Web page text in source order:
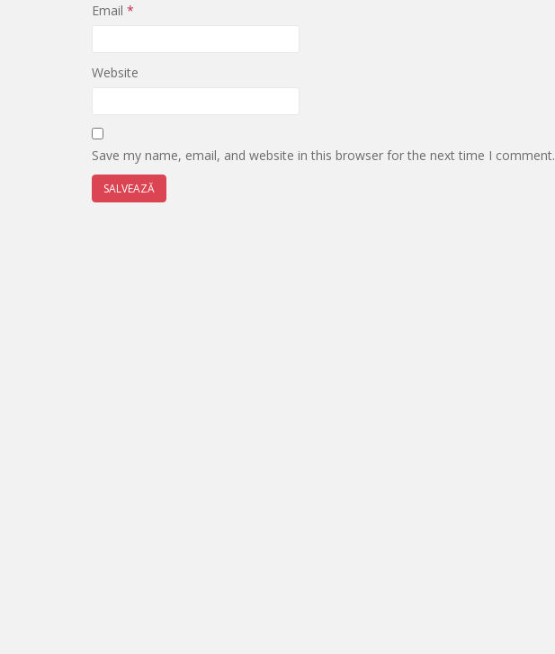
Email *
Website
Save my name, email, and website in this browser for the next time I comment.